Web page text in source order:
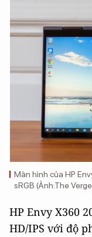
Màn hình của HP
sRGB (Ảnh:The
HP Envy X360
HD/IPS với độ